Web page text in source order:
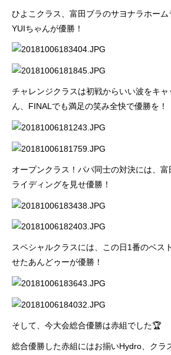
ひよこクラス、富田ブラのサヨナラホーム
YUIちゃんが優勝！
チャレンジクラスは初戦からいい波をキ
ん、FINALでも満足の笑み全快で優勝を！
オープンクラス！パパ同士の対決には、
ライディングを見せ優勝！
スペシャルクラスには、この日1番のベス
せたあんどゥーが優勝！
そして、今大会総合優勝は赤組でした🏆
総合優勝した赤組にはお揃いHydro、クラ